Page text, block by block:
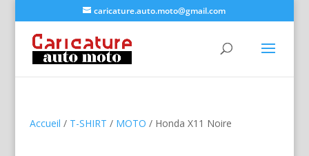
caricature.auto.moto@gmail.com
Accueil / T-SHIRT / MOTO / Honda X11 Noire